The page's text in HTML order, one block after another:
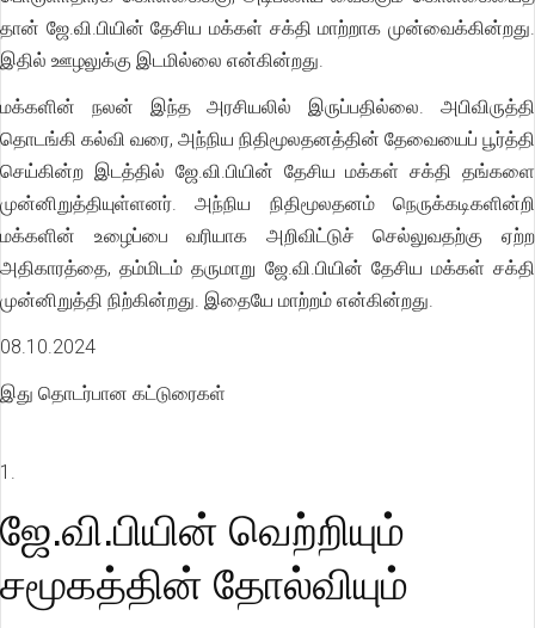
தான் ஜே.வி.பியின் தேசிய மக்கள் சக்தி மாற்றாக முன்வைக்கின்றது.
இதில் ஊழலுக்கு இடமில்லை என்கின்றது.
மக்களின் நலன் இந்த அரசியலில் இருப்பதில்லை. அபிவிருத்தி
தொடங்கி கல்வி வரை, அந்நிய நிதிமூலதனத்தின் தேவையைப் பூர்த்தி
செய்கின்ற இடத்தில் ஜே.வி.பியின் தேசிய மக்கள் சக்தி தங்களை
முன்னிறுத்தியுள்ளனர். அந்நிய நிதிமூலதனம் நெருக்கடிகளின்றி
மக்களின் உழைப்பை வரியாக அறிவிட்டுச் செல்லுவதற்கு ஏற்ற
அதிகாரத்தை, தம்மிடம் தருமாறு ஜே.வி.பியின் தேசிய மக்கள் சக்தி
முன்னிறுத்தி நிற்கின்றது. இதையே மாற்றம் என்கின்றது.
08.10.2024
இது தொடர்பான கட்டுரைகள்
1.
ஜே.வி.பியின் வெற்றியும்
சமூகத்தின் தோல்வியும்